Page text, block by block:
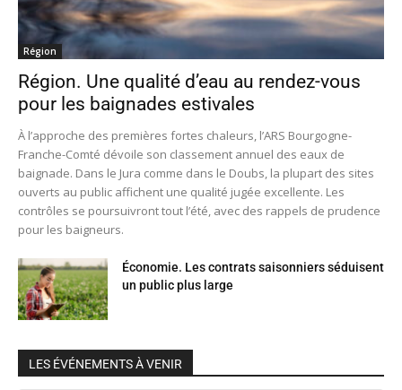
Région
Région. Une qualité d’eau au rendez-vous
pour les baignades estivales
À l’approche des premières fortes chaleurs, l’ARS Bourgogne-
Franche-Comté dévoile son classement annuel des eaux de
baignade. Dans le Jura comme dans le Doubs, la plupart des sites
ouverts au public affichent une qualité jugée excellente. Les
contrôles se poursuivront tout l’été, avec des rappels de prudence
pour les baigneurs.
Économie. Les contrats saisonniers séduisent
un public plus large
LES ÉVÉNEMENTS À VENIR